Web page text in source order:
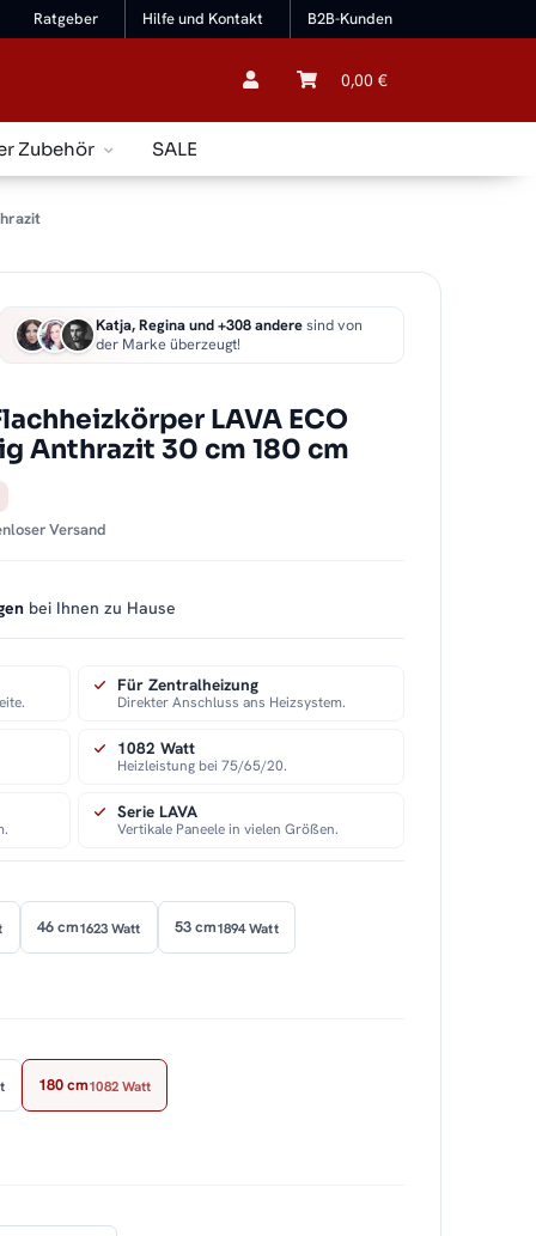
Ratgeber Hilfe und Kontakt B2B-Kunden
0,00 €
Zubehör SALE
Katja, Regina und +308 anderesind von
der Marke überzeugt!
LAVA ECO
Anthrazit 30 cm 180 cm
Versand
bei Ihnen zu Hause
Für Zentralheizung
Direkter Anschluss ans Heizsystem.
1082 Watt
Heizleistung bei 75/65/20.
Serie LAVA
Vertikale Paneele in vielen Größen.
46 cm1623 Watt 53 cm1894 Watt
180 cm1082 Watt